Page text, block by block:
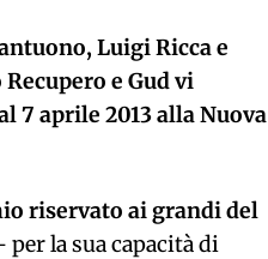
Luigi Ricca e
e Gud vi
7 aprile 2013alla Nuova
riservato ai grandi del
per la sua capacità di